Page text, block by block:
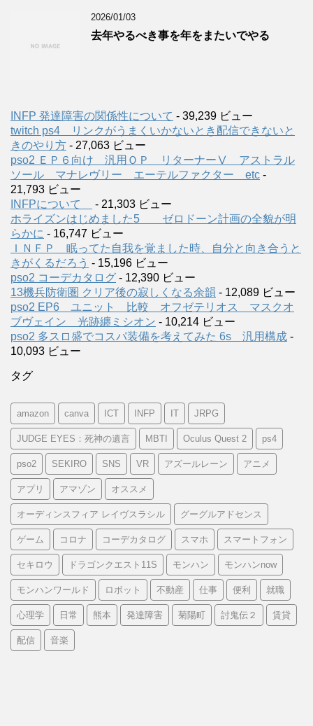
2026/01/03
去年やるべき事を年をまたいでやる
INFP 発達障害の関係性について - 39,239 ビュー
twitch ps4 リンクがうまくいかないとき配信できないと
きのやり方 - 27,063 ビュー
pso2 ＥＰ６向け 汎用ＯＰ リターナーⅤ アストラル
ソール マナレヴリー エーテルファクター etc -
21,793 ビュー
INFPについて
- 21,303 ビュー
ホライズンはじめました5 ゼロドーン計画の全貌が明
らかに - 16,747 ビュー
ＩＮＦＰ 眠ってた自我を覚ました時、自分と向き合うと
きがくるだろう - 15,196 ビュー
pso2 コーデカタログ - 12,390 ビュー
13機兵防衛圏 クリア後の寂しくなる余韻 - 12,089 ビュー
pso2 EP6 ユニット 比較 オフゼテリオス マスクオ
ブヴェイン 光跡纏ミシオン - 10,214 ビュー
pso2 多スロ盛でコスパ装備を考えてみた 6s 汎用構成 -
10,093 ビュー
タグ
amazon canva ICT INFP IT JRPG
JUDGE EYES：死神の遺言 MBTI Oculus Quest 2 ps4
pso2 SEKIRO SNS VR アズールレーン アニメ
アプリ アマゾン オススメ
オーディンスフィア レイヴスラシル グーグルアドセンス
ゲーム コロナ コーデカタログ スマホ スマートフォン
セキロウ ドラゴンクエスト11S モンハン モンハンnow
モンハンワールド ロボット 不動産 仕事 便利 就職
心理学 日常 熊本 発達障害 菊陽町 討鬼伝２ 賃貸
配信 音楽